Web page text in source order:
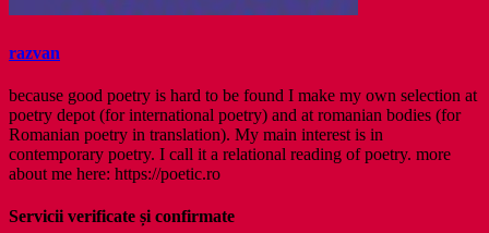
razvan
because good poetry is hard to be found I make my own selection at
poetry depot (for international poetry) and at romanian bodies (for
Romanian poetry in translation). My main interest is in
contemporary poetry. I call it a relational reading of poetry. more
about me here: https://poetic.ro
Servicii verificate și confirmate